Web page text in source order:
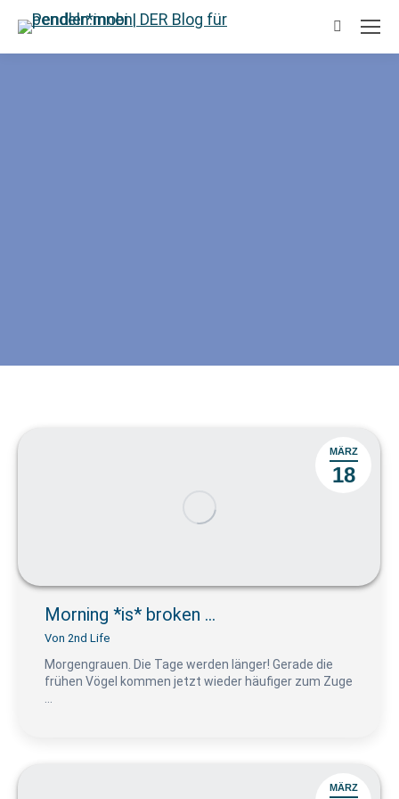
Suchen:
MÄRZ
18
Morning *is* broken …
Von 2nd Life
Morgengrauen. Die Tage werden länger! Gerade die
frühen Vögel kommen jetzt wieder häufiger zum Zuge
MÄRZ